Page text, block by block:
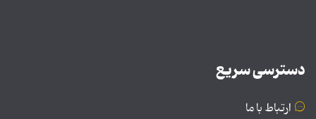
دسترسی سریع
ارتباط با ما